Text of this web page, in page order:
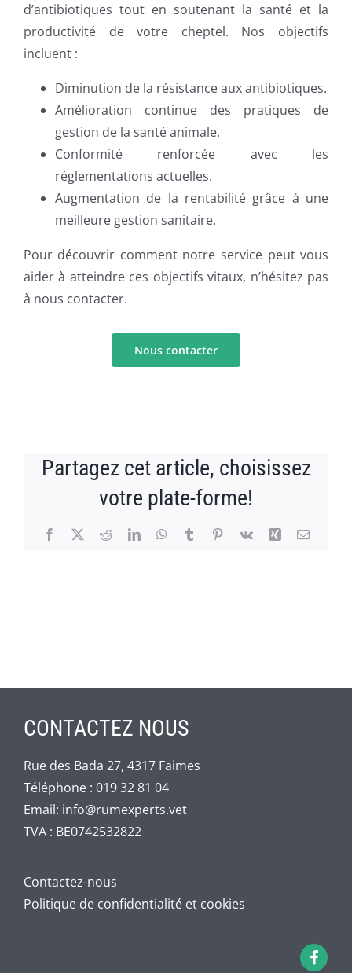
d’antibiotiques tout en soutenant la santé et la
productivité de votre cheptel. Nos objectifs
incluent :
Diminution de la résistance aux antibiotiques.
Amélioration continue des pratiques de
gestion de la santé animale.
Conformité renforcée avec les
réglementations actuelles.
Augmentation de la rentabilité grâce à une
meilleure gestion sanitaire.
Pour découvrir comment notre service peut vous
aider à atteindre ces objectifs vitaux, n’hésitez pas
à nous contacter.
Nous contacter
Partagez cet article, choisissez
votre plate-forme!
Facebook
X RedditLinkedInWhatsApp
TumblrPinterest
Vk Xing Email
CONTACTEZ NOUS
Rue des Bada 27, 4317 Faimes
Téléphone : 019 32 81 04
Email: info@rumexperts.vet
TVA : BE0742532822
Contactez-nous
Politique de confidentialité et cookies